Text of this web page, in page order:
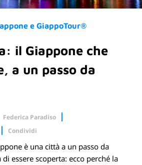
e GiappoTour®
il Giappone che
a un passo da
Federica Paradiso
Condividi
X.com
è una città a un passo da
essere scoperta: ecco perché la